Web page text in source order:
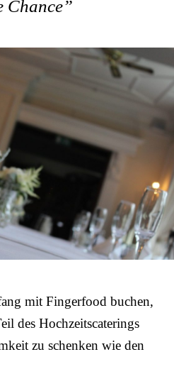
Chance”
mit Fingerfood buchen,
des Hochzeitscaterings
zu schenken wie den